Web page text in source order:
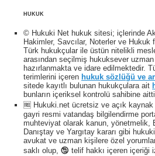
HUKUK
© Hukuki Net hukuk sitesi; içlerinde
Hakimler, Savcılar, Noterler ve
Türk hukukçular ile üstün nitelikli
arasından seçilmiş hukuksever
hazırlanmakta ve idare edilmektedir.
terimlerini içeren hukuk sözlüğü ve
sitede kayıtlı bulunan hukukçulara ait
bunların içeriksel kontrolü sahibine
🆓 Hukuki.net ücretsiz ve açık
gayri resmi vatandaş bilgilendirme
muhteviyat olarak kanun, yönetmelik,
Danıştay ve Yargıtay kararı gibi
avukat ve uzman kişilere özel
saklı olup, 🕲 telif hakkı içeren içeriği